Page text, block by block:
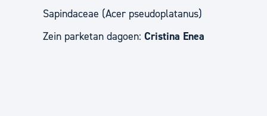
Sapindaceae (Acer pseudoplatanus)
Zein parketan dagoen: Cristina Enea